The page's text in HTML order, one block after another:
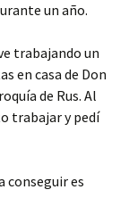
un año.
trabajando un
en casa de Don
de Rus. Al
trabajar y pedí
conseguir es